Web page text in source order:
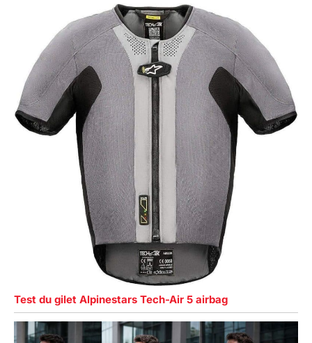
Test du gilet Alpinestars Tech-Air 5 airbag